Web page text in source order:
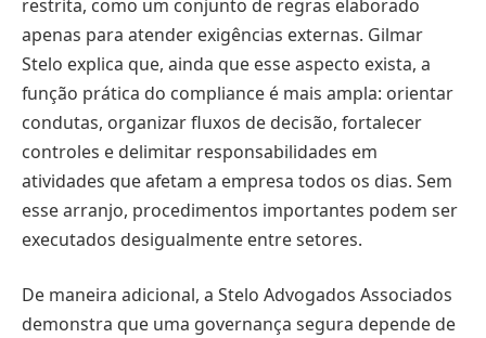
restrita, como um conjunto de regras elaborado
apenas para atender exigências externas. Gilmar
Stelo explica que, ainda que esse aspecto exista, a
função prática do compliance é mais ampla: orientar
condutas, organizar fluxos de decisão, fortalecer
controles e delimitar responsabilidades em
atividades que afetam a empresa todos os dias. Sem
esse arranjo, procedimentos importantes podem ser
executados desigualmente entre setores.
De maneira adicional, a Stelo Advogados Associados
demonstra que uma governança segura depende de